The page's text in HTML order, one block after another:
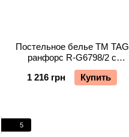
Постельное белье TM TAG
ранфорс R-G6798/2 с
компаньоном полуторное
1 216 грн
Купить
5